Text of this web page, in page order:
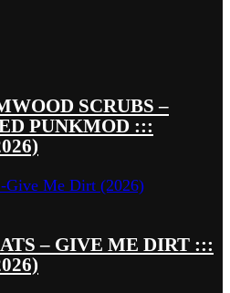
SCRUBS –
PUNKMOD :::
– GIVE ME DIRT :::